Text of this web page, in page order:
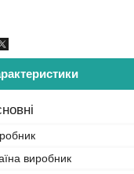
виробник